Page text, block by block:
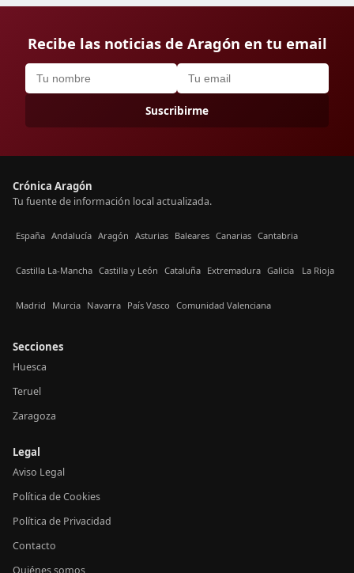
Recibe las noticias de Aragón en tu email
Suscribirme
Crónica Aragón
Tu fuente de información local actualizada.
España Andalucía Aragón Asturias Baleares Canarias Cantabria
Castilla La-Mancha Castilla y León Cataluña Extremadura Galicia La Rioja
Madrid Murcia Navarra País Vasco Comunidad Valenciana
Secciones
Huesca
Teruel
Zaragoza
Legal
Aviso Legal
Política de Cookies
Política de Privacidad
Contacto
Quiénes somos